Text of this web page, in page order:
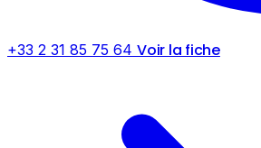
+33 2 31 85 75 64 Voir la fiche